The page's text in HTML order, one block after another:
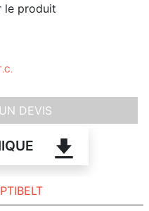
le produit
DEVIS